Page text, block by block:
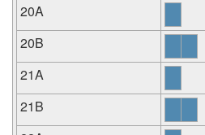
20A
20B
21A
21B